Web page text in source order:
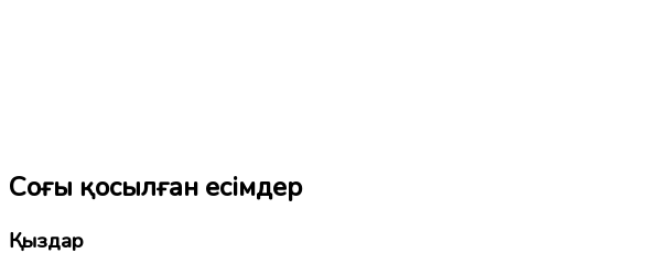
Соңғы қосылған есімдер
Қыздар